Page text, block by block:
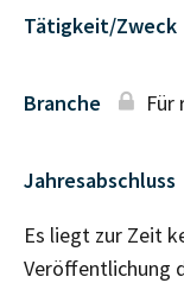
Tätigkeit/Zweck
Branche Für
Jahresabschluss
Es liegt zur Zeit
Veröffentlichung